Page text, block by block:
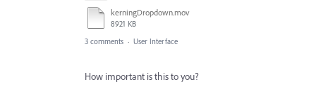
kerningDropdown.mov
8921 KB
3 comments · User Interface
How important is this to you?